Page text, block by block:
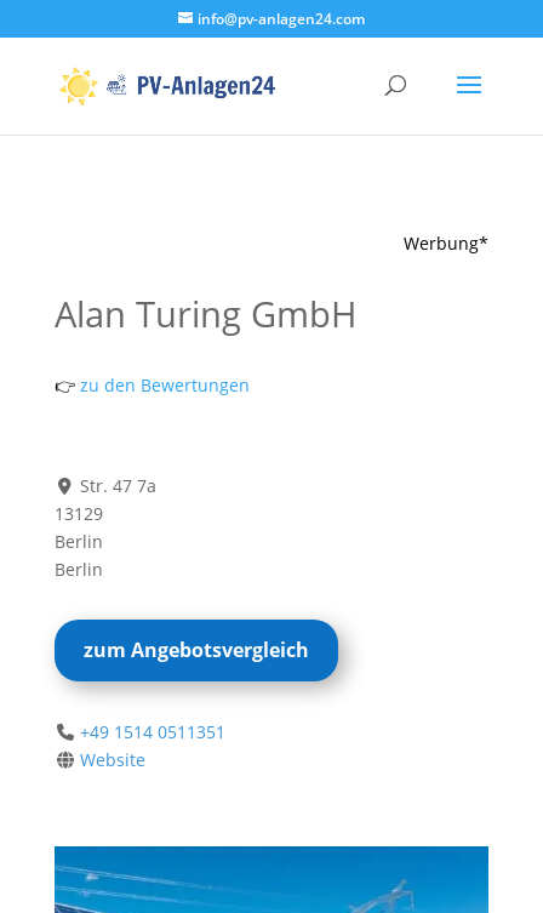
info@pv-anlagen24.com
Werbung*
Alan Turing GmbH
👉zu den Bewertungen
Str. 47 7a
13129
Berlin
Berlin
zum Angebotsvergleich
+49 1514 0511351
Website